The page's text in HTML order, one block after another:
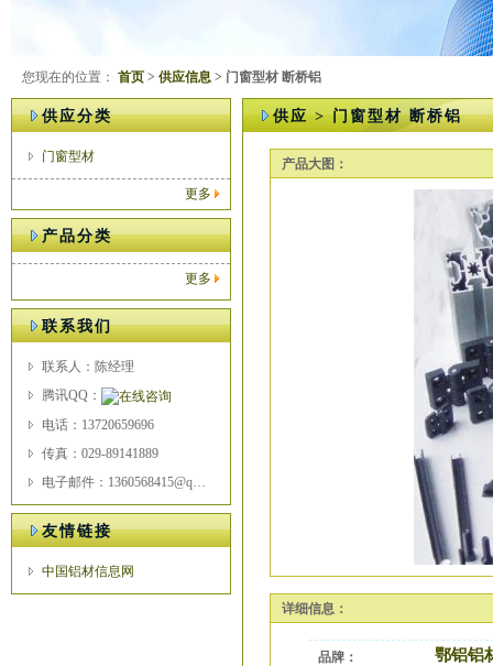
您现在的位置： 首页 > 供应信息 > 门窗型材 断桥铝
供应分类
门窗型材
更多
产品分类
更多
联系我们
联系人：陈经理
腾讯QQ：
电话：13720659696
传真：029-89141889
电子邮件：1360568415@qq.com
友情链接
中国铝材信息网
供应 > 门窗型材 断桥铝
产品大图：
详细信息：
品牌： 鄂铝铝